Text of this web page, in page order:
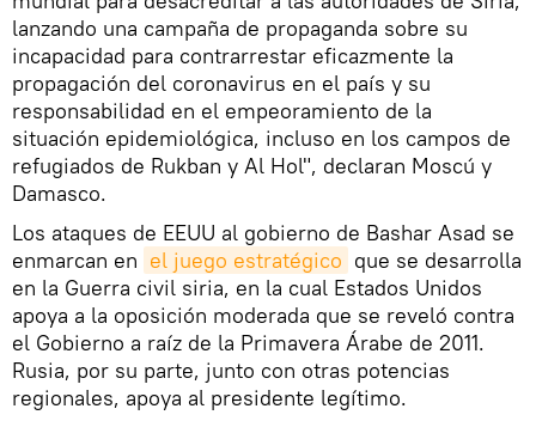
lanzando una campaña de propaganda sobre su
incapacidad para contrarrestar eficazmente la
propagación del coronavirus en el país y su
responsabilidad en el empeoramiento de la
situación epidemiológica, incluso en los campos de
refugiados de Rukban y Al Hol", declaran Moscú y
Damasco.
Los ataques de EEUU al gobierno de Bashar Asad se
enmarcan en el juego estratégico que se desarrolla
en la Guerra civil siria, en la cual Estados Unidos
apoya a la oposición moderada que se reveló contra
el Gobierno a raíz de la Primavera Árabe de 2011.
Rusia, por su parte, junto con otras potencias
regionales, apoya al presidente legítimo.